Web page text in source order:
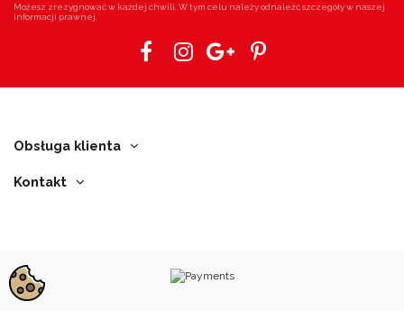
Możesz zrezygnować w każdej chwili. W tym celu należy odnaleźć szczegóły w naszej
informacji prawnej.
Obsługa klienta
Kontakt